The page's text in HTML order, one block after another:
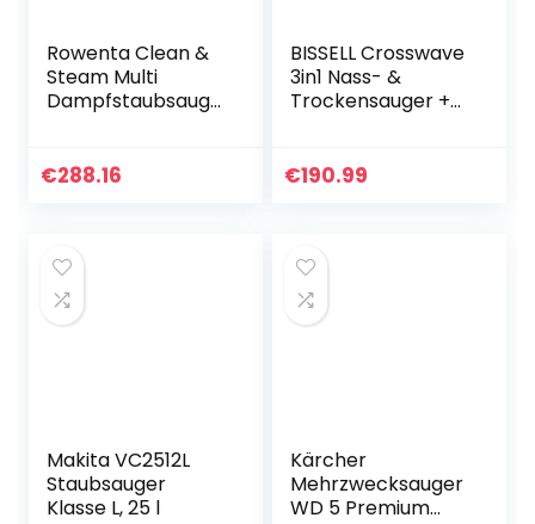
Rowenta Clean &
Steam Multi
Dampfstaubsauge
saugen und
vielen…
€288.16
BISSELL Crosswave
3in1 Nass- &
Trockensauger +
€190.99
Makita VC2512L
Staubsauger
Klasse L, 25 l
Kärcher
Mehrzwecksauger
WD 5 Premium